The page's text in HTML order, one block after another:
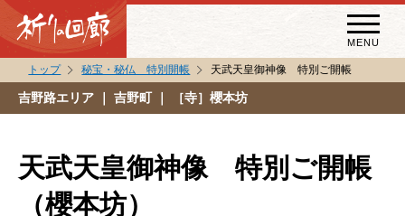
MENU
秘宝・秘仏特別開帳
祈りの回廊コラム
トップ 秘宝・秘仏 特別開帳 天武天皇御神像 特別ご開帳
吉野路エリア ｜ 吉野町 ｜ ［寺］櫻本坊
天武天皇御神像 特別ご開帳
（櫻本坊）